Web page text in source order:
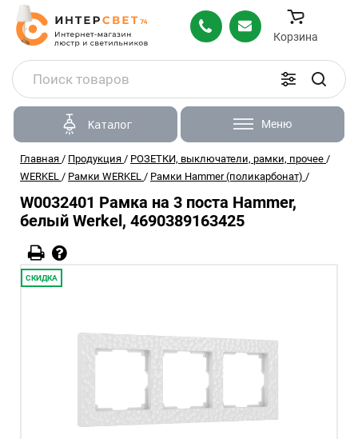
Корзина
Каталог Меню
Главная / Продукция / РОЗЕТКИ, выключатели, рамки, прочее /
WERKEL / Рамки WERKEL / Рамки Hammer (поликарбонат) /
W0032401 Рамка на 3 поста Hammer,
белый Werkel, 4690389163425
СКИДКА